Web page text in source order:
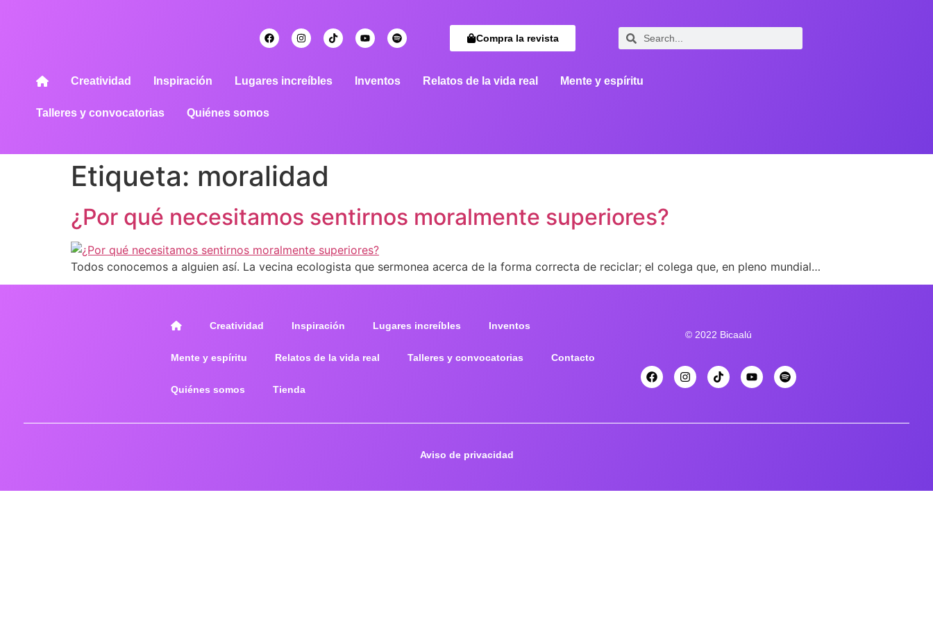
Compra la revista
Creatividad Inspiración Lugares increíbles Inventos Relatos de la vida real Mente y espíritu
Talleres y convocatorias Quiénes somos
Etiqueta: moralidad
¿Por qué necesitamos sentirnos moralmente superiores?
Todos conocemos a alguien así. La vecina ecologista que sermonea acerca de la forma correcta de reciclar; el colega que, en pleno mundial…
Creatividad Inspiración Lugares increíbles Inventos
Mente y espíritu Relatos de la vida real Talleres y convocatorias Contacto
Quiénes somos Tienda
© 2022 Bicaalú
Aviso de privacidad